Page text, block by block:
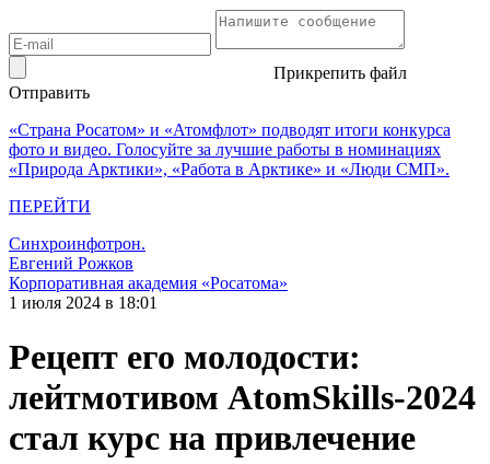
Прикрепить файл
Отправить
«Страна Росатом» и «Атомфлот» подводят итоги конкурса
фото и видео. Голосуйте за лучшие работы в номинациях
«Природа Арктики», «Работа в Арктике» и «Люди СМП».
ПЕРЕЙТИ
Синхроинфотрон.
Евгений Рожков
Корпоративная академия «Росатома»
1 июля 2024 в 18:01
Рецепт его молодости:
лейтмотивом AtomSkills-2024
стал курс на привлечение